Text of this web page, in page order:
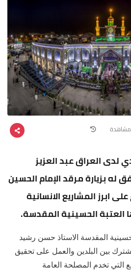
العراق عبد العزيز
له بزيارة مرقد الإمام الحسين
ابرز المشاريع الانسانية
العتبة الحسينية المقدسة.
المقدسة الاستاذ حسن رشيد
بين البلدين والعمل على تحقيق
التي تخدم المصلحة العامة